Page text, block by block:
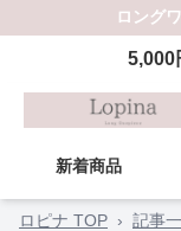
ロング
5,000
新着商品
ロピナ TOP › 記事